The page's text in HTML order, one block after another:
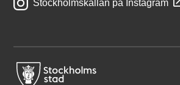
Stockholmskällan på Instagram